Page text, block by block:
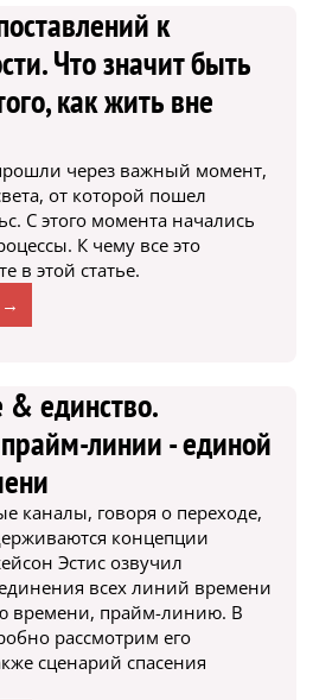
к
Что значит быть
как жить вне
через важный момент,
от которой пошел
С этого момента начались
К чему все это
в этой статье.
→
единство.
линии - единой
каналы, говоря о переходе,
концепции
Эстис озвучил
всех линий времени
времени, прайм-линию. В
рассмотрим его
сценарий спасения